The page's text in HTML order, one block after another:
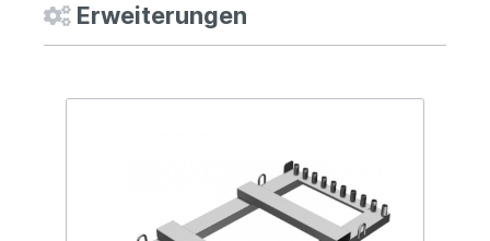
Erweiterungen